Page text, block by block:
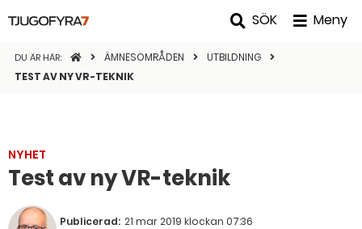
SÖK Meny
DU ÄR HÄR: STARTSIDANÄMNESOMRÅDEN
UTBILDNING
TEST AV NY VR-TEKNIK
NYHET
Test av ny VR-teknik
Publicerad: 21 mar 2019 klockan 07:36